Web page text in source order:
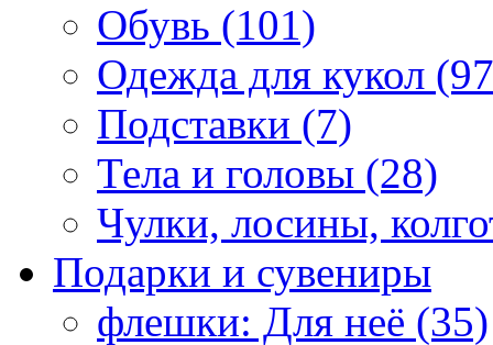
Обувь (101)
Одежда для кукол
Подставки (7)
Тела и головы (28)
Чулки, лосины,
Подарки и сувениры
флешки: Для неё (35)